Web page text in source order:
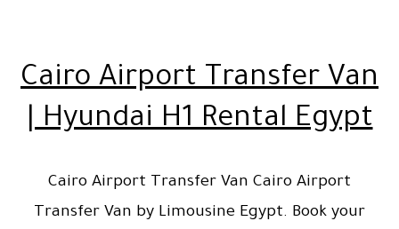
Cairo Airport Transfer Van
| Hyundai H1 Rental Egypt
Cairo Airport Transfer Van Cairo Airport
Transfer Van by Limousine Egypt. Book your